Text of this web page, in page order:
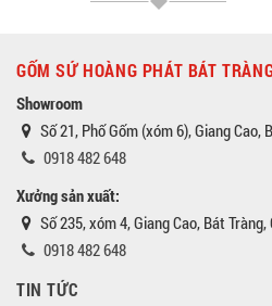
GỐM SỨ HOÀNG PHÁT BÁT
Showroom
Số 21, Phố Gốm (xóm 6), Giang Cao,
0918 482 648
Xưởng sản xuất:
Số 235, xóm 4, Giang Cao, Bát
0918 482 648
TIN TỨC